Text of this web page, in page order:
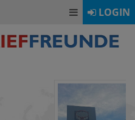
LOGIN